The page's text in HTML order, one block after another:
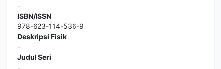
-
ISBN/ISSN
978-623-114-536-9
Deskripsi Fisik
-
Judul Seri
-